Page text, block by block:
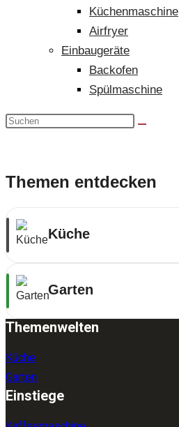
Küchenmaschine
Airfryer
Einbaugeräte
Backofen
Spülmaschine
Themen entdecken
Küche
Garten
Themenwelten
Küche
Garten
Einstiege